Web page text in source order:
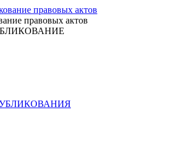
правовых актов